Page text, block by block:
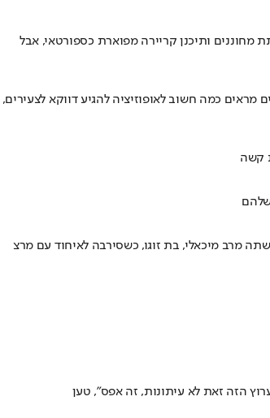
מחוננים ותיכנן קריירה מפוארת כספורטאי, אבל
כמה חשוב לאופוזיציה להגיע דווקא לצעירים,
על הטעות שעשתה מרב מיכאלי, בת זוגו, כשסירבה לאיחוד עם מרצ
הזה זאת לא עיתונות, זה אפס", טען